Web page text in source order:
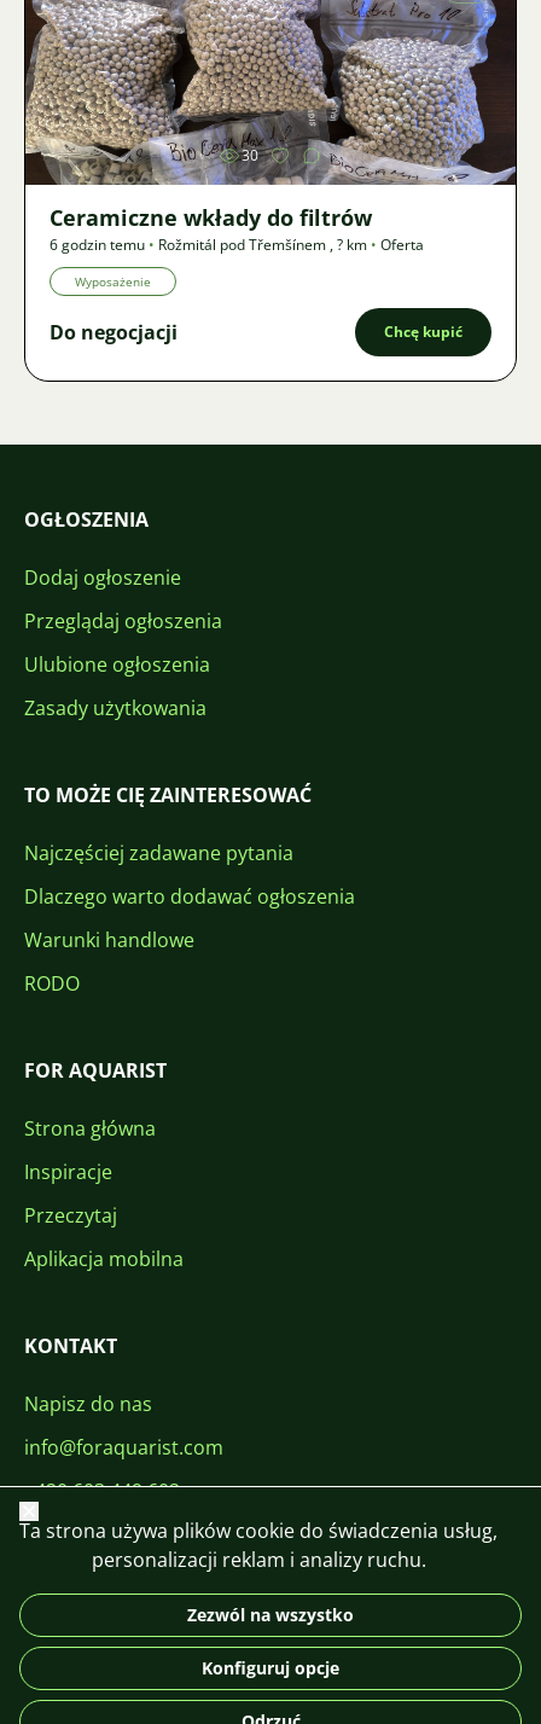
Zdjęcie
30
Ceramiczne wkłady do filtrów
6 godzin temu • Rožmitál pod Třemšínem ,? km • Oferta
Wyposażenie
Do negocjacji Chcę kupić
OGŁOSZENIA
Dodaj ogłoszenie
Przeglądaj ogłoszenia
Ulubione ogłoszenia
Zasady użytkowania
TO MOŻE CIĘ ZAINTERESOWAĆ
Najczęściej zadawane pytania
Dlaczego warto dodawać ogłoszenia
Warunki handlowe
RODO
FOR AQUARIST
Strona główna
Inspiracje
Przeczytaj
Aplikacja mobilna
KONTAKT
Napisz do nas
info@foraquarist.com
+420 603 449 602
DE
© 2026 For Aquarist
Zamknij
Ta strona używa plików cookie do świadczenia usług,
personalizacji reklam i analizy ruchu.
Zezwól na wszystko
Konfiguruj opcje